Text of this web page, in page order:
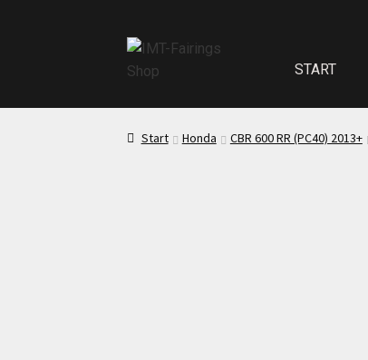
START
Start
Start Honda CBR 600 RR (PC40) 2013+